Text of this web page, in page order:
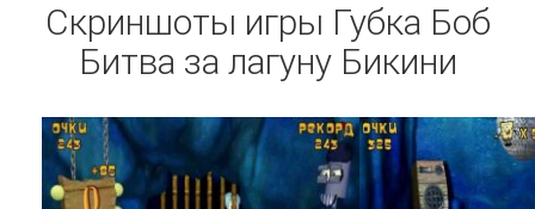
Скриншоты игры Губка Боб
Битва за лагуну Бикини